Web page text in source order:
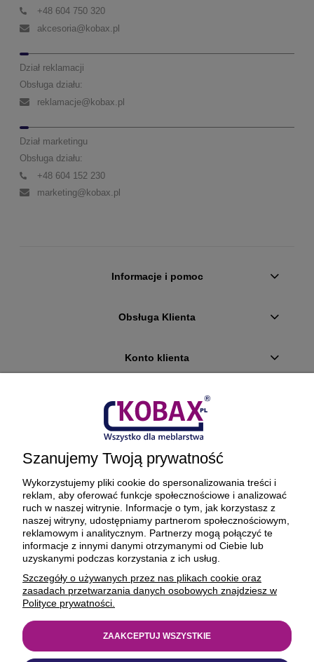
+48 604 750 320
akcesoria@kobax.pl
Dział reklamacji
Obsługa działu:
reklamacje@kobax.pl
Dział marketingu
Obsługa działu:
+48 604 152 230
marketing@kobax.pl
Informacje i pomoc
Obsługa Klienta
Konto klienta
Płatności i dostawa
Ciekawostki
O firmie
BEZPIECZNE PŁATNOŚCI ORAZ DOSTAWA
Szanujemy Twoją prywatność
Wykorzystujemy pliki cookie do spersonalizowania treści i
reklam, aby oferować funkcje społecznościowe i analizować
ruch w naszej witrynie. Informacje o tym, jak korzystasz z
naszej witryny, udostępniamy partnerom społecznościowym,
reklamowym i analitycznym. Partnerzy mogą połączyć te
informacje z innymi danymi otrzymanymi od Ciebie lub
uzyskanymi podczas korzystania z ich usług.
Szczegóły o używanych przez nas plikach cookie oraz
zasadach przetwarzania danych osobowych znajdziesz w
Polityce prywatności.
ZAAKCEPTUJ WSZYSTKIE